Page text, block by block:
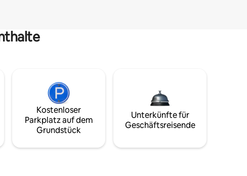
Kostenloser
Parkplatz auf dem
Grundstück
Unterkünfte für
Geschäftsreisende